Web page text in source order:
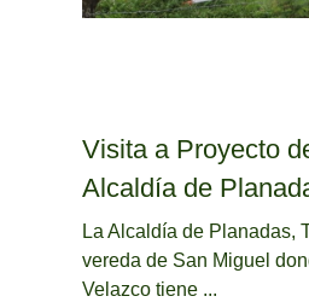
Visita a Proyecto
Alcaldía de
La Alcaldía de Planadas,
vereda de San Miguel
Velazco tiene ...